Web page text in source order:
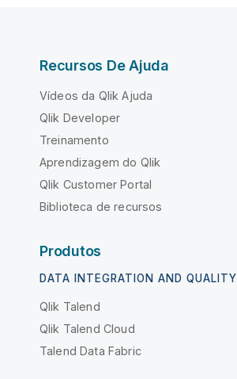
Recursos De Ajuda
Vídeos da Qlik Ajuda
Qlik Developer
Treinamento
Aprendizagem do Qlik
Qlik Customer Portal
Biblioteca de recursos
Produtos
DATA INTEGRATION AND QUALITY
Qlik Talend
Qlik Talend Cloud
Talend Data Fabric